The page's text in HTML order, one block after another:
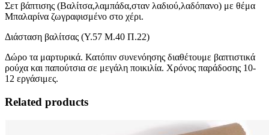
Σετ βάπτισης (Βαλίτσα,λαμπάδα,σταν λαδιού,λαδόπανο) με θέμα
Μπαλαρίνα ζωγραφισμένο στο χέρι.
Διάσταση βαλίτσας (Υ.57 Μ.40 Π.22)
Δώρο τα μαρτυρικά. Κατόπιν συνενόησης διαθέτουμε βαπτιστικά
ρούχα και παπούτσια σε μεγάλη ποικιλία. Χρόνος παράδοσης 10-
12 εργάσιμες.
Related products